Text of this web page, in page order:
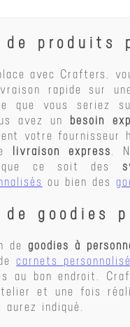
produits
avec Crafters,
rapide sur
que vous seriez
avez un besoin
votre fournisseur
livraison express.
que ce soit des
ou bien des
goodies
degoodies à
carnets
au bon endroit.
et une fois
aurez indiqué.